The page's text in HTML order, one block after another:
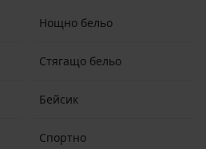
Нощно бельо
Стягащо бельо
Бейсик
Спортно